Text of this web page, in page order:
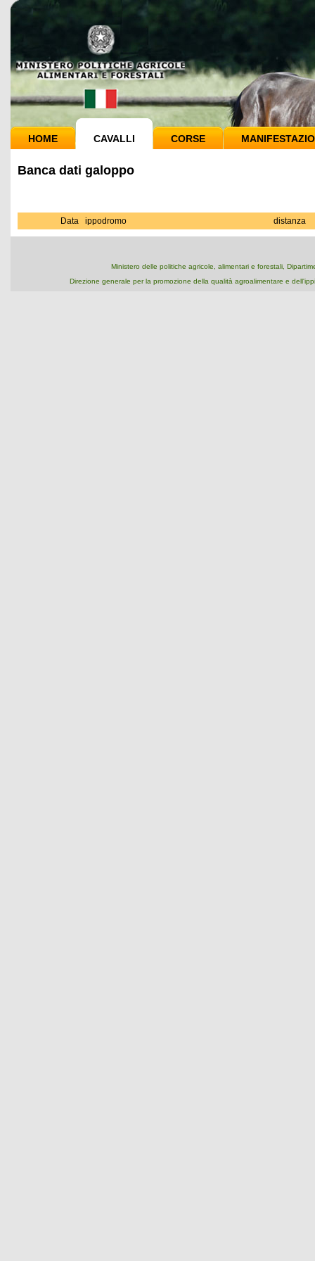
HOME CAVALLI CORSE
Banca dati galoppo
Data ippodromo distanza
Ministero delle politiche agricole, alimentari e forestali,
Direzione generale per la promozione della qualità agroalimentare e